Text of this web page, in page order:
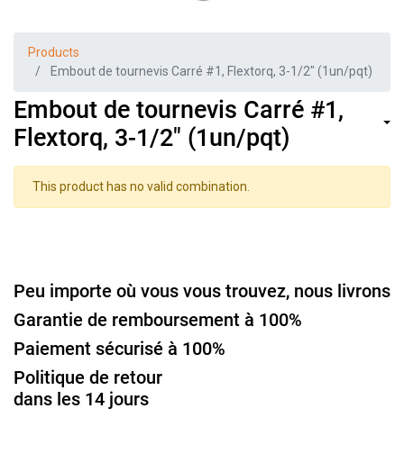
Products
Embout de tournevis Carré #1, Flextorq, 3-1/2" (1un/pqt)
Embout de tournevis Carré #1,
Flextorq, 3-1/2" (1un/pqt)
This product has no valid combination.
Peu importe où vous vous trouvez, nous livrons
Garantie de remboursement à 100%
Paiement sécurisé à 100%
Politique de retour
dans les 14 jours